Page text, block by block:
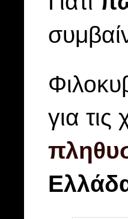
για τις